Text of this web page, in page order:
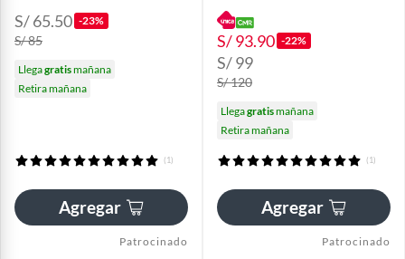
S/ 65.50 -23%
S/ 85
Llegagratismañana
Retira mañana
(1)
Agregar
Patrocinado
S/ 93.90 -22%
S/ 99
S/ 120
Llegagratismañana
Retira mañana
(1)
Agregar
Patrocinado